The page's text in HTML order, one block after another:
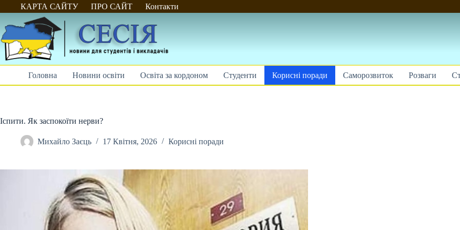
Перейти
до
КАРТА САЙТУ ПРО САЙТ Контакти
Головна Новини освіти Освіта за кордоном Студенти Корисні поради Саморозвиток Розваги
Іспити. Як заспокоїти нерви?
Михайло Заєць 17 Квітня, 2026 Корисні поради